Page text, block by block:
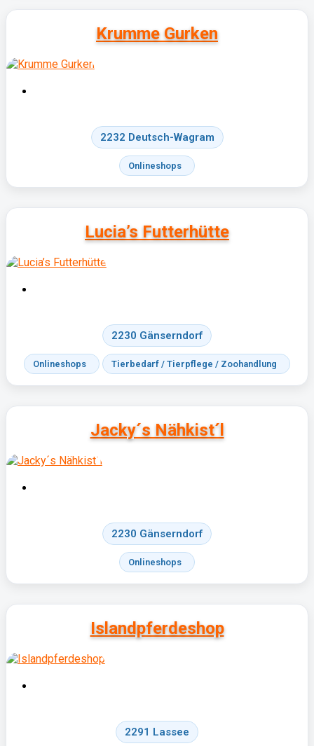
Krumme Gurken
2232 Deutsch-Wagram
Onlineshops
Lucia’s Futterhütte
2230 Gänserndorf
Onlineshops Tierbedarf / Tierpflege / Zoohandlung
Jacky´s Nähkist´l
2230 Gänserndorf
Onlineshops
Islandpferdeshop
2291 Lassee